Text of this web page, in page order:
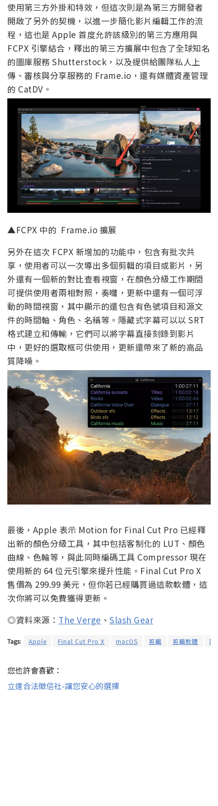
使用第三方外掛和特效，但這次則是為第三方開發者
開啟了另外的契機，以進一步簡化影片編輯工作的流
程，這也是 Apple 首度允許該級別的第三方應用與
FCPX 引擎結合，釋出的第三方擴展中包含了全球知名
的圖庫服務 Shutterstock，以及提供給團隊私人上
傳、審核與分享服務的 Frame.io，還有媒體資產管理
的 CatDV。
▲FCPX 中的 Frame.io 擴展
另外在這次 FCPX 新增加的功能中，包含有批次共
享，使用者可以一次導出多個剪輯的項目或影片，另
外還有一個新的對比查看視窗，在顏色分級工作期間
可提供使用者兩相對照，奏囃，更新中還有一個可浮
動的時間視窗，其中顯示的還包含有色號項目和源文
件的時間軸、角色、名稱等。隱藏式字幕可以以 SRT
格式建立和傳輸，它們可以將字幕直接刻錄到影片
中，更好的選取框可供使用，更新還帶來了新的高品
質降噪。
最後，Apple 表示 Motion for Final Cut Pro 已經釋
出新的顏色分級工具，其中包括客制化的 LUT、顏色
曲線、色輪等，與此同時編碼工具 Compressor 現在
使用新的 64 位元引擎來提升性能。Final Cut Pro X
售價為 299.99 美元，但你若已經購買過這款軟體，這
次你將可以免費獲得更新。
◎資料來源： The Verge 、 Slash Gear
Tags: Apple Final Cut Pro X macOS 剪輯 剪輯軟體 影
您也許會喜歡：
立達合法徵信社-讓您安心的選擇